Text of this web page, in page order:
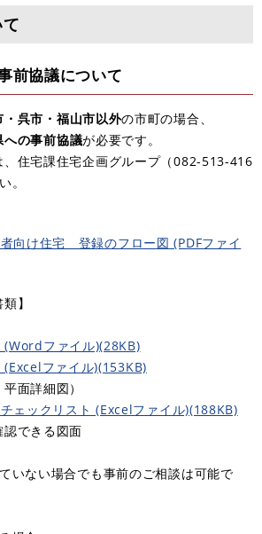
前協議について
・呉市・福山市以外の市町の場合、
への事前協議が必要です。
、住宅課住宅企画グループ（082-513-416
。
向け住宅 登録のフロー図 (PDFファイ
】
(Wordファイル)(28KB)
(Excelファイル)(153KB)
面詳細図）
ェックリスト (Excelファイル)(188KB)
認できる図面
いない場合でも事前のご相談は可能で